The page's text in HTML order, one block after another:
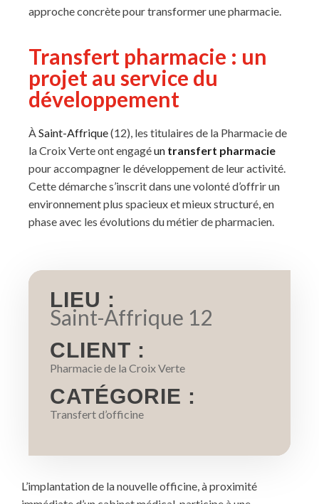
approche concrète pour transformer une pharmacie.
Transfert pharmacie : un
projet au service du
développement
À Saint-Affrique(12), les titulaires de la Pharmacie de
la Croix Verte ont engagéun transfert pharmacie
pour accompagner le développement de leur activité.
Cette démarche s’inscrit dans une volonté d’offrir un
environnement plus spacieux et mieux structuré, en
phase avec les évolutions du métier de pharmacien.
LIEU :
Saint-Affrique 12
CLIENT :
Pharmacie de la Croix Verte
CATÉGORIE :
Transfert d’officine
L’implantation de la nouvelle officine, à proximité